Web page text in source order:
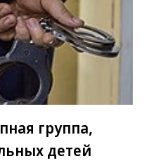
группа,
детей